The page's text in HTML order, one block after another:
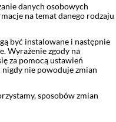
Meta Platforms
Powiązany z
w PLN, emitowany
danych osobowych
na temat danego rodzaju
być instalowane i następnie
Wyrażenie zgody na
za pomocą ustawień
nie powoduje zmian
sposobów zmian